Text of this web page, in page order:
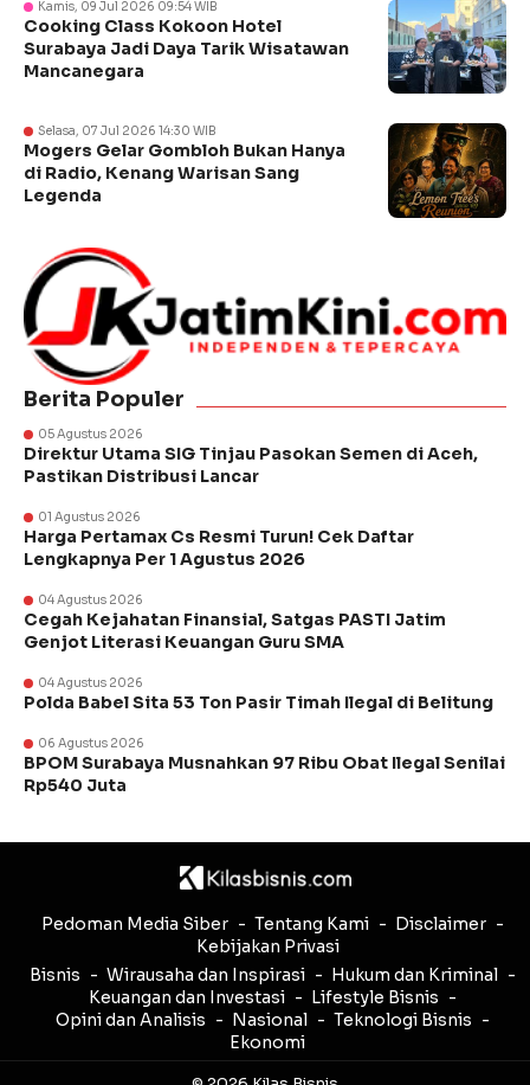
Kamis, 09 Jul 2026 09:54 WIB
Cooking Class Kokoon Hotel
Surabaya Jadi Daya Tarik Wisatawan
Mancanegara
Selasa, 07 Jul 2026 14:30 WIB
Mogers Gelar Gombloh Bukan Hanya
di Radio, Kenang Warisan Sang
Legenda
Berita Populer
05 Agustus 2026
Direktur Utama SIG Tinjau Pasokan Semen di Aceh,
Pastikan Distribusi Lancar
01 Agustus 2026
Harga Pertamax Cs Resmi Turun! Cek Daftar
Lengkapnya Per 1 Agustus 2026
04 Agustus 2026
Cegah Kejahatan Finansial, Satgas PASTI Jatim
Genjot Literasi Keuangan Guru SMA
04 Agustus 2026
Polda Babel Sita 53 Ton Pasir Timah Ilegal di Belitung
06 Agustus 2026
BPOM Surabaya Musnahkan 97 Ribu Obat Ilegal Senilai
Rp540 Juta
Pedoman Media Siber Tentang Kami
Disclaimer
Kebijakan Privasi
Bisnis
Wirausaha dan Inspirasi
Hukum dan Kriminal
Keuangan dan Investasi
Lifestyle Bisnis
Opini dan Analisis
Nasional
Teknologi Bisnis
Ekonomi